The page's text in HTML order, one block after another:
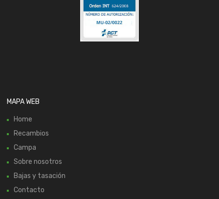
MAPA WEB
Home
Recambios
Campa
Sobre nosotros
Bajas y tasación
Contacto